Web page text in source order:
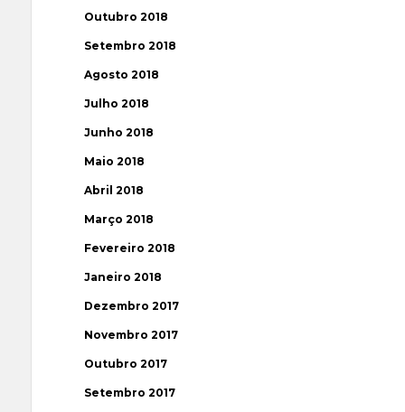
Outubro 2018
Setembro 2018
Agosto 2018
Julho 2018
Junho 2018
Maio 2018
Abril 2018
Março 2018
Fevereiro 2018
Janeiro 2018
Dezembro 2017
Novembro 2017
Outubro 2017
Setembro 2017